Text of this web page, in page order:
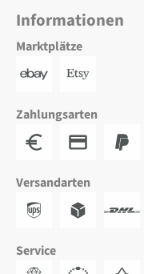
Informationen
Marktplätze
Zahlungsarten
Versandarten
Service